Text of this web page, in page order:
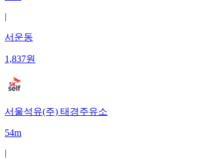
|
서운동
1,837원
서울석유(주) 태경주유소
54m
|